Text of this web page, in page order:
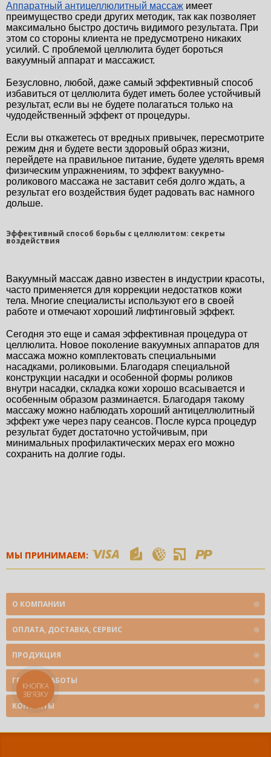
Аппаратный антицеллюлитный массаж имеет
преимущество среди других методик, так как позволяет
максимально быстро достичь видимого результата. При
этом со стороны клиента не предусмотрено никаких
усилий. С проблемой целлюлита будет бороться
вакуумный аппарат и массажист.
Безусловно, любой, даже самый эффективный способ
избавиться от целлюлита будет иметь более устойчивый
результат, если вы не будете полагаться только на
чудодейственный эффект от процедуры.
Если вы откажетесь от вредных привычек, пересмотрите
режим дня и будете вести здоровый образ жизни,
перейдете на правильное питание, будете уделять время
физическим упражнениям, то эффект вакуумно-
роликового массажа не заставит себя долго ждать, а
результат его воздействия будет радовать вас намного
дольше.
Эффективный способ борьбы с целлюлитом: секреты
воздействия
Вакуумный массаж давно известен в индустрии красоты,
часто применяется для коррекции недостатков кожи
тела. Многие специалисты используют его в своей
работе и отмечают хороший лифтинговый эффект.
Сегодня это еще и самая эффективная процедура от
целлюлита. Новое поколение вакуумных аппаратов для
массажа можно комплектовать специальными
насадками, роликовыми. Благодаря специальной
конструкции насадки и особенной формы роликов
внутри насадки, складка кожи хорошо всасывается и
особенным образом разминается. Благодаря такому
массажу можно наблюдать хороший антицеллюлитный
эффект уже через пару сеансов. После курса процедур
результат будет достаточно устойчивым, при
минимальных профилактических мерах его можно
сохранить на долгие годы.
МЫ ПРИНИМАЕМ:
О КОМПАНИИ
ОПЛАТА, ДОСТАВКА, СЕРВИС
ПРОДУКЦИЯ
ГРАФИК РАБОТЫ
КОНТАКТЫ
КНОПКА
ЗВ'ЯЗКУ